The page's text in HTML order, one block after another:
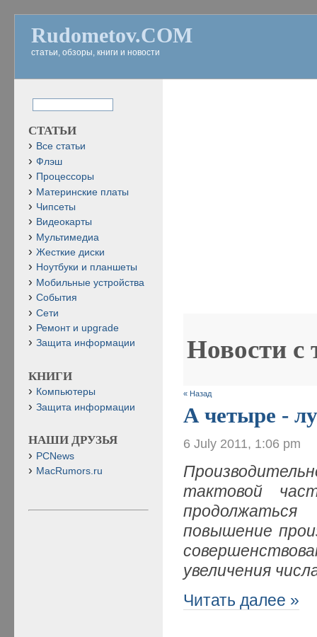
Rudometov.COM
статьи, обзоры, книги и новости
Новости с
« Назад
А четыре -
6 July 2011, 1:06 pm
тактовой
повышение
увеличения
Читать далее »
СТАТЬИ
Все статьи
Флэш
Процессоры
Материнские платы
Чипсеты
Видеокарты
Мультимедиа
Жесткие диски
Ноутбуки и планшеты
Мобильные устройства
События
Сети
Ремонт и upgrade
Защита информации
КНИГИ
Компьютеры
Защита информации
НАШИ ДРУЗЬЯ
PCNews
MacRumors.ru